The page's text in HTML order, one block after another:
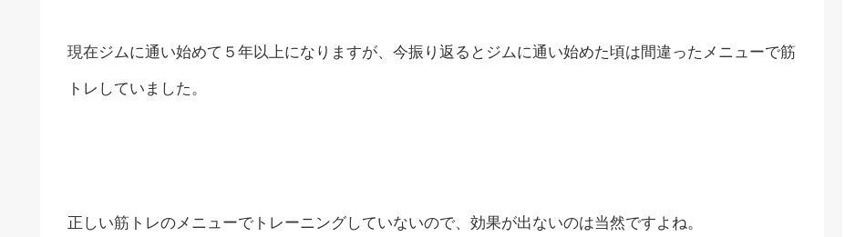
現在ジムに通い始めて５年以上になりますが、今振り返るとジムに通い始めた頃は間違ったメニューで筋
トレしていました。
正しい筋トレのメニューでトレーニングしていないので、効果が出ないのは当然ですよね。